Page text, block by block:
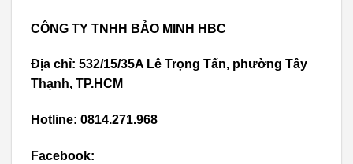
CÔNG TY TNHH BẢO MINH HBC
Địa chỉ: 532/15/35A Lê Trọng Tấn, phường Tây
Thạnh, TP.HCM
Hotline: 0814.271.968
Facebook: